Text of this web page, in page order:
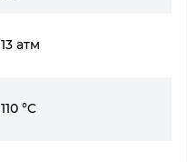
13 атм
110 °C